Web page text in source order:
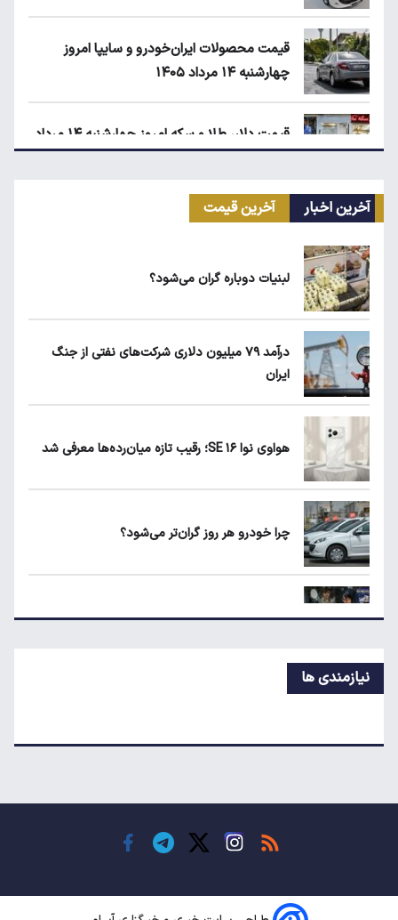
قیمت محصولات ایران‌خودرو و سایپا امروز
چهارشنبه ۱۴ مرداد ۱۴۰۵
قیمت دلار، طلا و سکه امروز چهارشنبه ۱۴ مرداد
زمان شارژ کالابرگ با رقم آخر کد ملی صفر تا ۲
چرا خودرو هر روز گران‌تر می‌شود؟
آخرین اخبار آخرین قیمت
لبنیات دوباره گران می‌شود؟
درآمد ۷۹ میلیون دلاری شرکت‌های نفتی از جنگ
ایران
هواوی نوا ۱۶ SE؛ رقیب تازه میان‌رده‌ها معرفی شد
چرا خودرو هر روز گران‌تر می‌شود؟
قیمت جدید تخم‌مرغ در بازار
نیازمندی ها